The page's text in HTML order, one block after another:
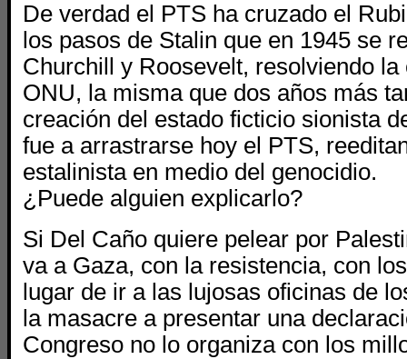
De verdad el PTS ha cruzado el
los pasos de Stalin que en 1945 se
Churchill y Roosevelt, resolviendo la
ONU, la misma que dos años más
creación del estado ficticio sionista
fue a arrastrarse hoy el PTS,
estalinista en medio del genocidio.
¿Puede alguien explicarlo?
Si Del Caño quiere pelear por
va a Gaza, con la resistencia, con
lugar de ir a las lujosas oficinas de
la masacre a presentar una
Congreso no lo organiza con los